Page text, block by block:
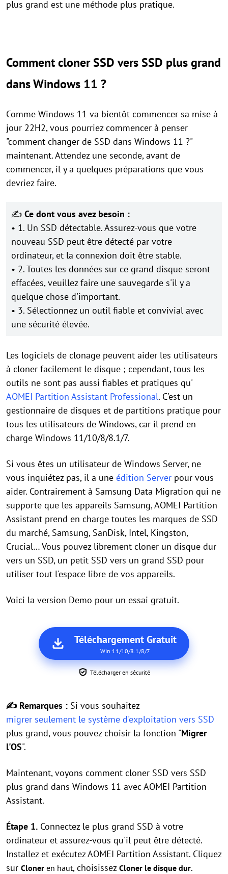
plus grand est une méthode plus pratique.
Comment cloner SSD vers SSD plus grand
dans Windows 11 ?
Comme Windows 11 va bientôt commencer sa mise à
jour 22H2, vous pourriez commencer à penser
"comment changer de SSD dans Windows 11 ?"
maintenant. Attendez une seconde, avant de
commencer, il y a quelques préparations que vous
devriez faire.
✍ Ce dont vous avez besoin :
• 1. Un SSD détectable. Assurez-vous que votre
nouveau SSD peut être détecté par votre
ordinateur, et la connexion doit être stable.
• 2. Toutes les données sur ce grand disque seront
effacées, veuillez faire une sauvegarde s'il y a
quelque chose d'important.
• 3. Sélectionnez un outil fiable et convivial avec
une sécurité élevée.
Les logiciels de clonage peuvent aider les utilisateurs
à cloner facilement le disque ; cependant, tous les
outils ne sont pas aussi fiables et pratiques qu'
AOMEI Partition Assistant Professional. C'est un
gestionnaire de disques et de partitions pratique pour
tous les utilisateurs de Windows, car il prend en
charge Windows 11/10/8/8.1/7.
Si vous êtes un utilisateur de Windows Server, ne
vous inquiétez pas, il a une édition Server pour vous
aider. Contrairement à Samsung Data Migration qui ne
supporte que les appareils Samsung, AOMEI Partition
Assistant prend en charge toutes les marques de SSD
du marché, Samsung, SanDisk, Intel, Kingston,
Crucial… Vous pouvez librement cloner un disque dur
vers un SSD, un petit SSD vers un grand SSD pour
utiliser tout l'espace libre de vos appareils.
Voici la version Demo pour un essai gratuit.
Téléchargement Gratuit
Win 11/10/8.1/8/7
Télécharger en sécurité
✍ Remarques : Si vous souhaitez
migrer seulement le système d'exploitation vers SSD
plus grand, vous pouvez choisir la fonction "Migrer
l'OS".
Maintenant, voyons comment cloner SSD vers SSD
plus grand dans Windows 11 avec AOMEI Partition
Assistant.
Étape 1. Connectez le plus grand SSD à votre
ordinateur et assurez-vous qu'il peut être détecté.
Installez et exécutez AOMEI Partition Assistant. Cliquez
sur Cloner en haut, choisissez Cloner le disque dur.